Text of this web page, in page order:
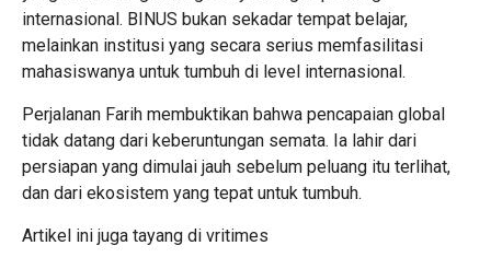
internasional. BINUS bukan sekadar tempat belajar,
melainkan institusi yang secara serius memfasilitasi
mahasiswanya untuk tumbuh di level internasional.
Perjalanan Farih membuktikan bahwa pencapaian global
tidak datang dari keberuntungan semata. Ia lahir dari
persiapan yang dimulai jauh sebelum peluang itu terlihat,
dan dari ekosistem yang tepat untuk tumbuh.
Artikel ini juga tayang di vritimes